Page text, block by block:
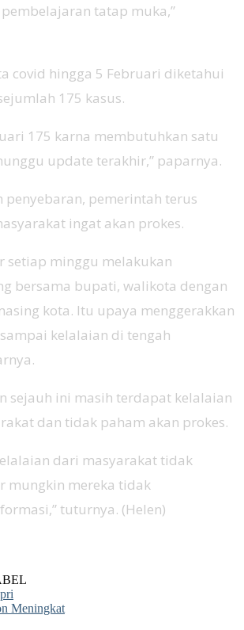
tatap muka,”
covid hingga 5 Februari diketahui
175 kasus.
175 karna membutuhkan satu
update terakhir,” paparnya.
penyebaran, pemerintah terus
ingat akan prokes.
setiap minggu melakukan
bersama bupati, walikota dengan
kota. Itu upaya menggerakkan
kelalaian di tengah
sejauh ini masih terdapat kelalaian
dan tidak paham akan prokes.
dari masyarakat tidak
mungkin mereka tidak
tuturnya. (Helen)
Meningkat